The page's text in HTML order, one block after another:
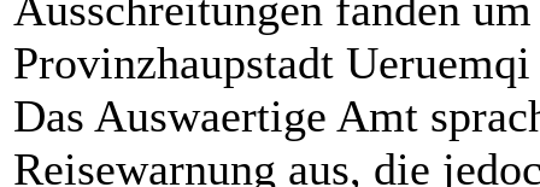
Provinzhaupstadt
Das Auswaertige Amt
Reisewarnung aus, die